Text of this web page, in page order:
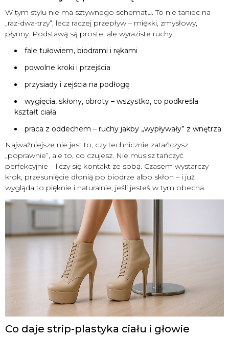
W tym stylu nie ma sztywnego schematu. To nie taniec na
„raz-dwa-trzy”, lecz raczej przepływ – miękki, zmysłowy,
płynny. Podstawą są proste, ale wyraziste ruchy:
fale tułowiem, biodrami i rękami
powolne kroki i przejścia
przysiady i zejścia na podłogę
wygięcia, skłony, obroty – wszystko, co podkreśla
kształt ciała
praca z oddechem – ruchy jakby „wypływały” z wnętrza
Najważniejsze nie jest to, czy technicznie zatańczysz
„poprawnie”, ale to, co czujesz. Nie musisz tańczyć
perfekcyjnie – liczy się kontakt ze sobą. Czasem wystarczy
krok, przesunięcie dłonią po biodrze albo skłon – i już
wygląda to pięknie i naturalnie, jeśli jesteś w tym obecna.
Co daje strip-plastyka ciału i głowie